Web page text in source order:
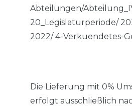
Abteilungen/
20_Legislaturperiode/
2022/ 4-Verkuendetes-
Die Lieferung mit 0%
erfolgt ausschließlich